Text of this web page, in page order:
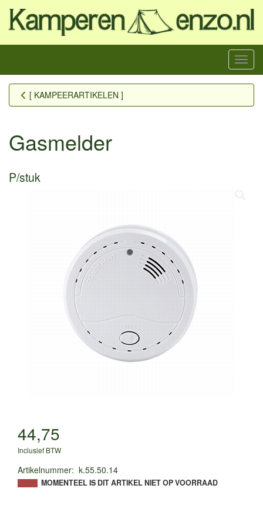
Menu
[ KAMPEERARTIKELEN ]
Gasmelder
P/stuk
44,75
Inclusief BTW
Artikelnummer: k.55.50.14
MOMENTEEL IS DIT ARTIKEL NIET OP VOORRAAD